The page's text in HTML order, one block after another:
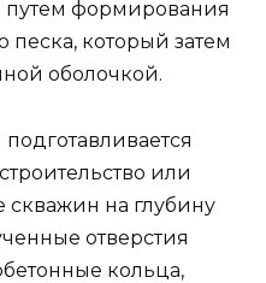
путем формирования
песка, который затем
оболочкой.
или
скважин на глубину
отверстия
кольца,